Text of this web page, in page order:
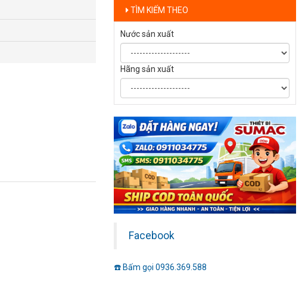
TÌM KIẾM THEO
Nước sản xuất
Hãng sản xuất
Facebook
☎️ Bấm gọi 0936.369.588